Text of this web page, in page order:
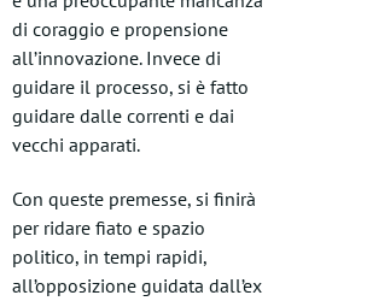
di coraggio e propensione
all’innovazione. Invece di
guidare il processo, si è fatto
guidare dalle correnti e dai
vecchi apparati.
Con queste premesse, si finirà
per ridare fiato e spazio
politico, in tempi rapidi,
all’opposizione guidata dall’ex